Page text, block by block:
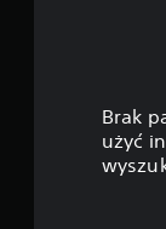
Brak
użyć